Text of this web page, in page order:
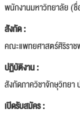
พนักงานมหาวิทยาลัย (
สังกัด :
คณะแพทยศาสตร์ศิริรา
ปฏิบัติงาน :
สังกัดภาควิชาจักษุวิทยา
เปิดรับสมัคร :